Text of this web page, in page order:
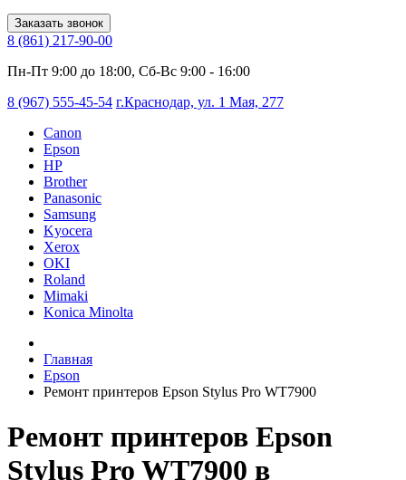
Заказать звонок
8 (861) 217-90-00
Пн-Пт 9:00 до 18:00, Сб-Вс 9:00 - 16:00
8 (967) 555-45-54 г.Краснодар, ул. 1 Мая, 277
Canon
Epson
HP
Brother
Panasonic
Samsung
Kyocera
Xerox
OKI
Roland
Mimaki
Konica Minolta
Главная
Epson
Ремонт принтеров Epson Stylus Pro WT7900
Ремонт принтеров Epson
Stylus Pro WT7900 в